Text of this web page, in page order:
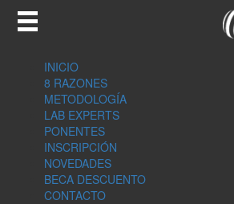
INICIO
8 RAZONES
METODOLOGÍA
LAB EXPERTS
PONENTES
INSCRIPCIÓN
NOVEDADES
BECA DESCUENTO
CONTACTO